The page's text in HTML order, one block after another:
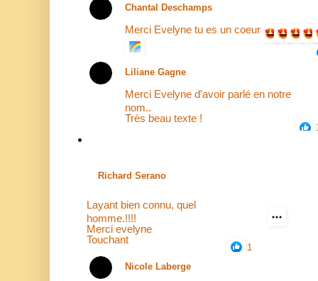
Chantal Deschamps
Merci Evelyne tu es un coeur
Liliane Gagne
Merci Evelyne d'avoir parlé en notre
nom..
Très beau texte !
Richard Serano
Layant bien connu, quel
homme.!!!!
Merci evelyne
Touchant
1
Nicole Laberge